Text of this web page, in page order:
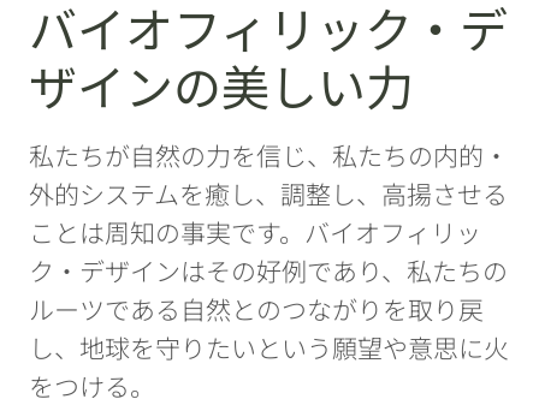
バイオフィリック・デ
ザインの美しい力
私たちが自然の力を信じ、私たちの内的・
外的システムを癒し、調整し、高揚させる
ことは周知の事実です。バイオフィリッ
ク・デザインはその好例であり、私たちの
ルーツである自然とのつながりを取り戻
し、地球を守りたいという願望や意思に火
をつける。